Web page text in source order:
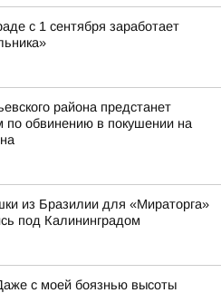
с 1 сентября заработает
района предстанет
по обвинению в покушении на
из Бразилии для «Мираторга»
под Калининградом
с моей боязнью высоты